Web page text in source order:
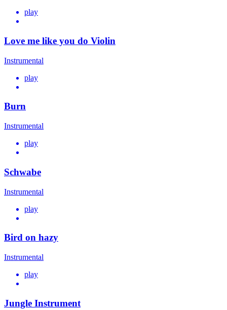
play
Love me like you do Violin
Instrumental
play
Burn
Instrumental
play
Schwabe
Instrumental
play
Bird on hazy
Instrumental
play
Jungle Instrument